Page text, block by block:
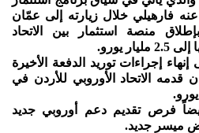
فارهيلي خلال زيارته إلى عمّان
منصة استثمار بين الاتحاد
يورو.
إجراءات توريد الدفعة الأخيرة
الاتحاد الأوروبي للأردن في
فرص تقديم دعم أوروبي جديد
ميسر جديد.